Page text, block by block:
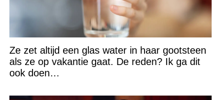
Ze zet altijd een glas water in haar gootsteen
als ze op vakantie gaat. De reden? Ik ga dit
ook doen…